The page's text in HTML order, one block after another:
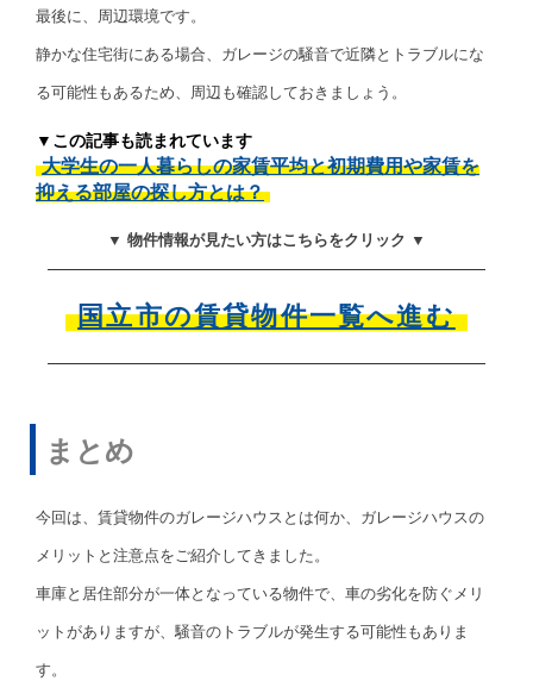
最後に、周辺環境です。
静かな住宅街にある場合、ガレージの騒音で近隣とトラブルにな
る可能性もあるため、周辺も確認しておきましょう。
▼この記事も読まれています
大学生の一人暮らしの家賃平均と初期費用や家賃を
抑える部屋の探し方とは？
▼ 物件情報が見たい方はこちらをクリック ▼
国立市の賃貸物件一覧へ進む
まとめ
今回は、賃貸物件のガレージハウスとは何か、ガレージハウスの
メリットと注意点をご紹介してきました。
車庫と居住部分が一体となっている物件で、車の劣化を防ぐメリ
ットがありますが、騒音のトラブルが発生する可能性もありま
す。